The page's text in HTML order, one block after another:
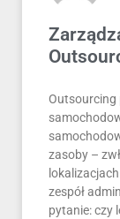
Outsourcing
zasoby –
zespół
pytanie: czy